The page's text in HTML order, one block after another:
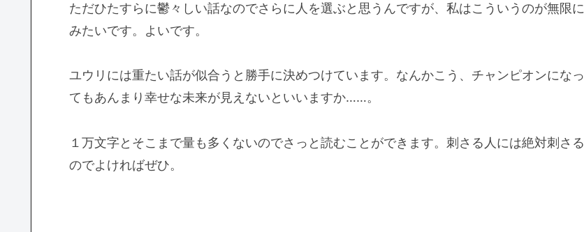
ただひたすらに鬱々しい話なのでさらに人を選ぶと思うんですが、私はこういうのが無限に
みたいです。よいです。
ユウリには重たい話が似合うと勝手に決めつけています。なんかこう、チャンピオンになっ
てもあんまり幸せな未来が見えないといいますか……。
１万文字とそこまで量も多くないのでさっと読むことができます。刺さる人には絶対刺さる
のでよければぜひ。